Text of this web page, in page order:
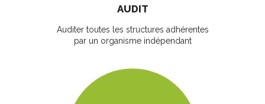
AUDIT
Auditer toutes les structures adhérentes
par un organisme indépendant